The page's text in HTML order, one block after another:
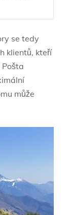
se tedy
klientů, kteří
může